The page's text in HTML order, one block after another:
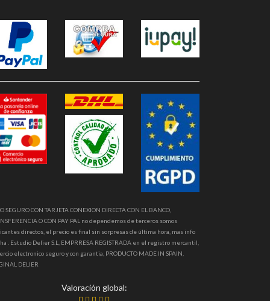
SEGURO CON TARJETA CONEXION DIRECTA CON EL BANCO,
O CON PAY PAL no dependemos de terceros somos
directos, el precio es final sin sorpresas de última hora, mas info
. Estudio Delier S.L, EMPRRESA REGISTRADA en el registro mercantil,
electronico seguro y con garantia, PRODUCTO MADE IN SPAIN,
DELIER
Valoración global: